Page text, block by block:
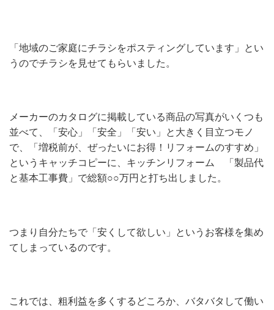
「地域のご家庭にチラシをポスティングしています」とい
うのでチラシを見せてもらいました。
メーカーのカタログに掲載している商品の写真がいくつも
並べて、「安心」「安全」「安い」と大きく目立つモノ
で、「増税前が、ぜったいにお得！リフォームのすすめ」
というキャッチコピーに、キッチンリフォーム 「製品代
と基本工事費」で総額○○万円と打ち出しました。
つまり自分たちで「安くして欲しい」というお客様を集め
てしまっているのです。
これでは、粗利益を多くするどころか、バタバタして働い